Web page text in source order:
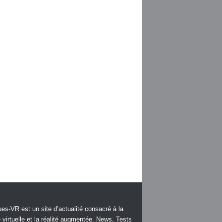
VR est un site d’actualité consacré à la
virtuelle et la réalité augmentée. News, Tests